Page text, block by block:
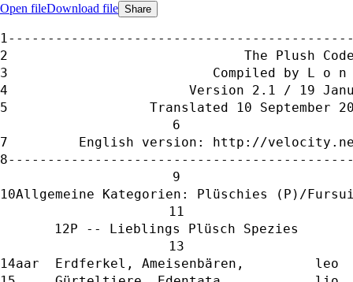
Open fileDownload file Share
The Plush
Compiled by L o n
Version 2.1 / 19
Translated 10 September
English version: http://
Allgemeine Kategorien: Plüschies (P)/
P -- Lieblings Plüsch Spezies
aar  Erdferkel, Ameisenbären,         leo